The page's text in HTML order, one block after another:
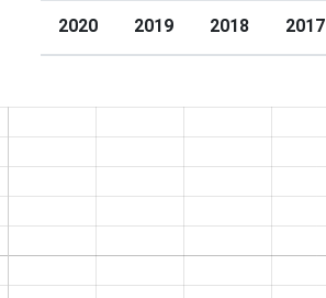
2017
2018
2019
2020